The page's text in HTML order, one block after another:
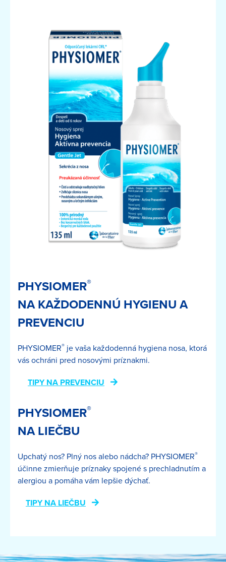
PHYSIOMER®
NA KAŽDODENNÚ HYGIENU A
PREVENCIU
PHYSIOMER® je vaša každodenná hygiena nosa, ktorá
vás ochráni pred nosovými príznakmi.
TIPY NA PREVENCIU
PHYSIOMER®
NA LIEČBU
Upchatý nos? Plný nos alebo nádcha? PHYSIOMER®
účinne zmierňuje príznaky spojené s prechladnutím a
alergiou a pomáha vám lepšie dýchať.
TIPY NA LIEČBU